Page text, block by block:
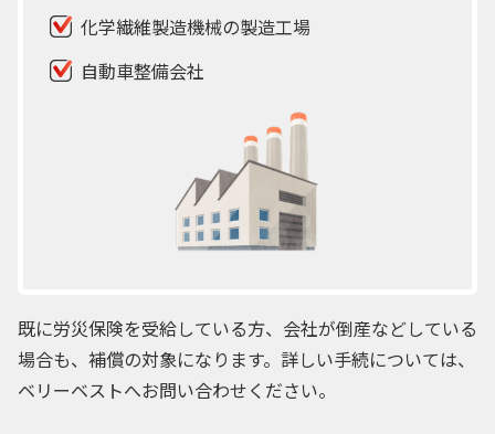
化学繊維製造機械の製造工場
自動車整備会社
既に労災保険を受給している方、会社が倒産などしている
場合も、補償の対象になります。詳しい手続については、
ベリーベストへお問い合わせください。